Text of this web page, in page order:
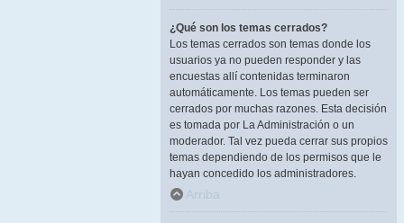
¿Qué son los temas cerrados?
Los temas cerrados son temas donde los
usuarios ya no pueden responder y las
encuestas allí contenidas terminaron
automáticamente. Los temas pueden ser
cerrados por muchas razones. Esta decisión
es tomada por La Administración o un
moderador. Tal vez pueda cerrar sus propios
temas dependiendo de los permisos que le
hayan concedido los administradores.
Arriba